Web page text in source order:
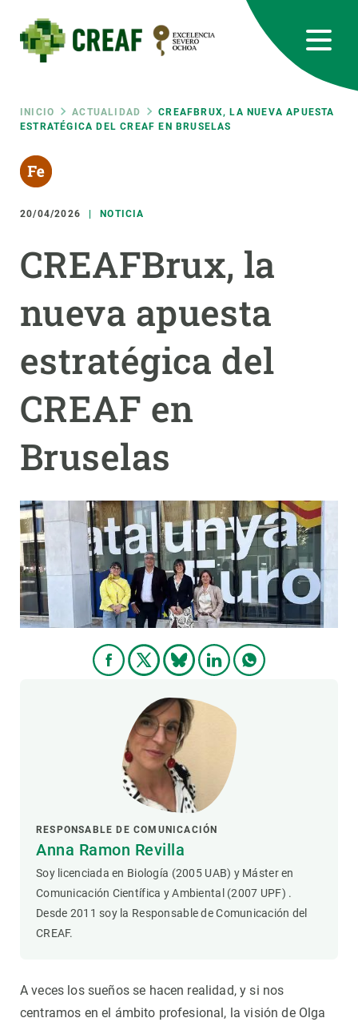
contenido
principal
Ruta
de
navegación
INICIO ACTUALIDAD
CREAFBRUX, LA NUEVA APUESTA
ESTRATÉGICA DEL CREAF EN BRUSELAS
20/04/2026 NOTICIA
CREAFBrux, la
nueva apuesta
estratégica del
CREAF en
Bruselas
RESPONSABLE DE COMUNICACIÓN
Anna Ramon Revilla
Soy licenciada en Biología (2005 UAB) y Máster en
Comunicación Científica y Ambiental (2007 UPF) .
Desde 2011 soy la Responsable de Comunicación del
CREAF.
A veces los sueños se hacen realidad, y si nos
centramos en el ámbito profesional, la visión de Olga
RRSS
Featured
responsive
INTRANET
Responsive
menu
INVESTIGACIÓN
CIENCIA EN ACCIÓN
ÚNETE A NOSOTROS
PARTICIPA